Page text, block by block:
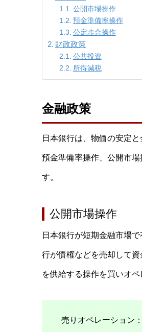
公開市場操作
預金準備率操作
公定歩合操作
財政政策
公共投資
所得減税
金融政策
日本銀行は、物価の安定
預金準備率操作、公開市
す。
公開市場操作
日本銀行が短期金融市場
行が債権などを売却して
を供給する操作を買いオ
売りオペレーション